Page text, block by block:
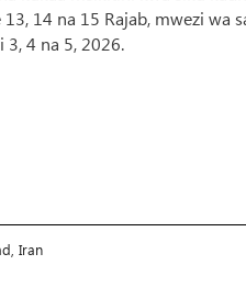
14 na 15 Rajab, mwezi wa
3, 4 na 5, 2026.
Iran